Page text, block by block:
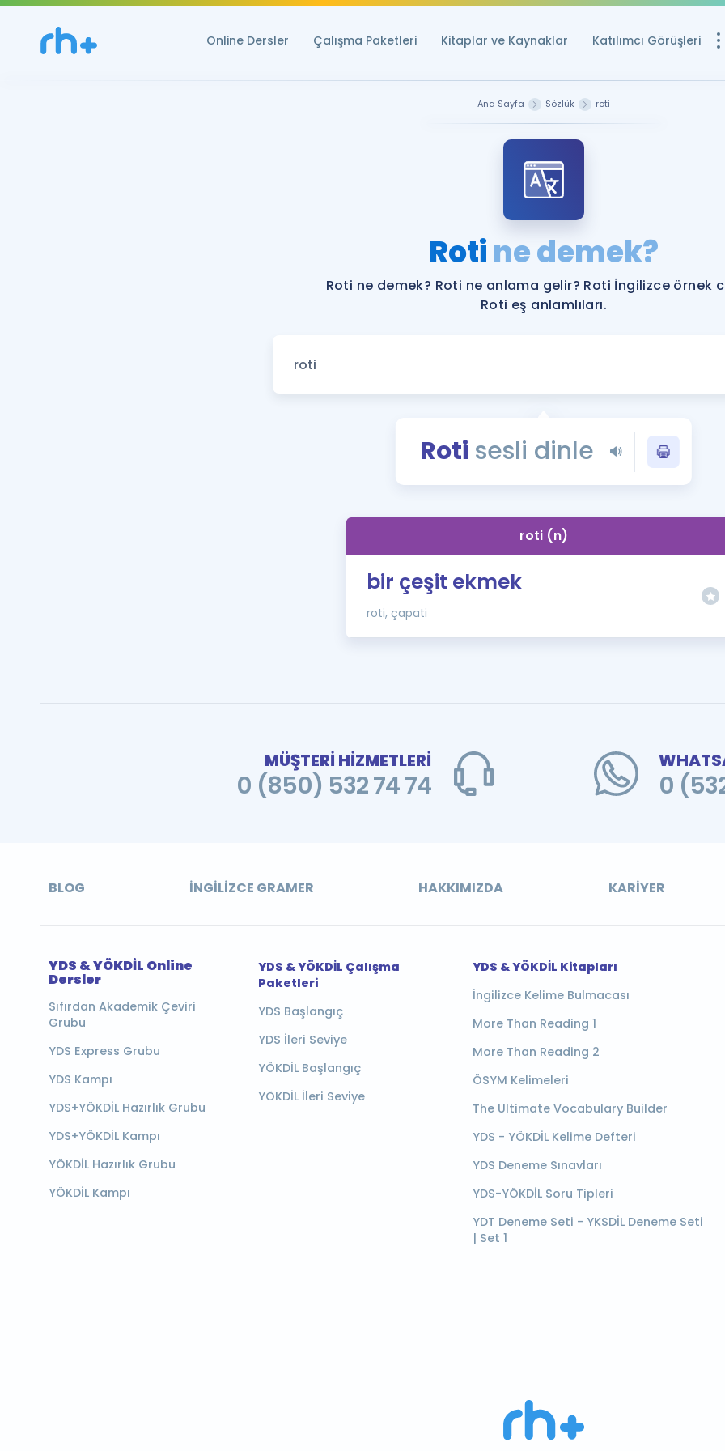
Online Dersler Çalışma Paketleri Kitaplar ve Kaynaklar Katılımcı Görüşleri
YDS ve YÖKDİL
YDS ve YÖKDİL'e
Tüm ÖSYM
Blog
YDS - YÖKDİL
İngilizce Gramer
Ana Sayfa Sözlük roti
Rotine demek?
Roti ne demek? Roti ne anlama gelir? Roti İngilizce örnek
Roti eş anlamlıları.
Roti sesli dinle
roti (n)
bir çeşit ekmek
roti, çapati
MÜŞTERİ HİZMETLERİ
0 (850) 532 74 74 0
BLOG İNGILIZCE GRAMER HAKKIMIZDA KARIYER
YDS & YÖKDİL Online
Dersler
Sıfırdan Akademik Çeviri
Grubu
YDS Express Grubu
YDS Kampı
YDS+YÖKDİL Hazırlık Grubu
YDS+YÖKDİL Kampı
YÖKDİL Hazırlık Grubu
YÖKDİL Kampı
YDS & YÖKDİL Çalışma
Paketleri
YDS Başlangıç
YDS İleri Seviye
YÖKDİL Başlangıç
YÖKDİL İleri Seviye
YDS & YÖKDİL Kitapları
İngilizce Kelime Bulmacası
More Than Reading 1
More Than Reading 2
ÖSYM Kelimeleri
The Ultimate Vocabulary Builder
YDS - YÖKDİL Kelime Defteri
YDS Deneme Sınavları
YDS-YÖKDİL Soru Tipleri
YDT Deneme Seti - YKSDİL Deneme Seti
| Set 1